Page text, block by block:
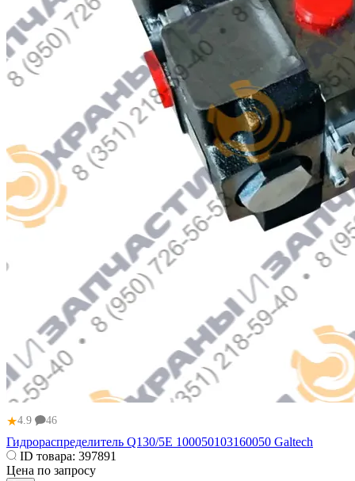
★4.9 46
Гидрораспределитель Q130/5E 100050103160050 Galtech
ID товара: 397891
Цена по запросу